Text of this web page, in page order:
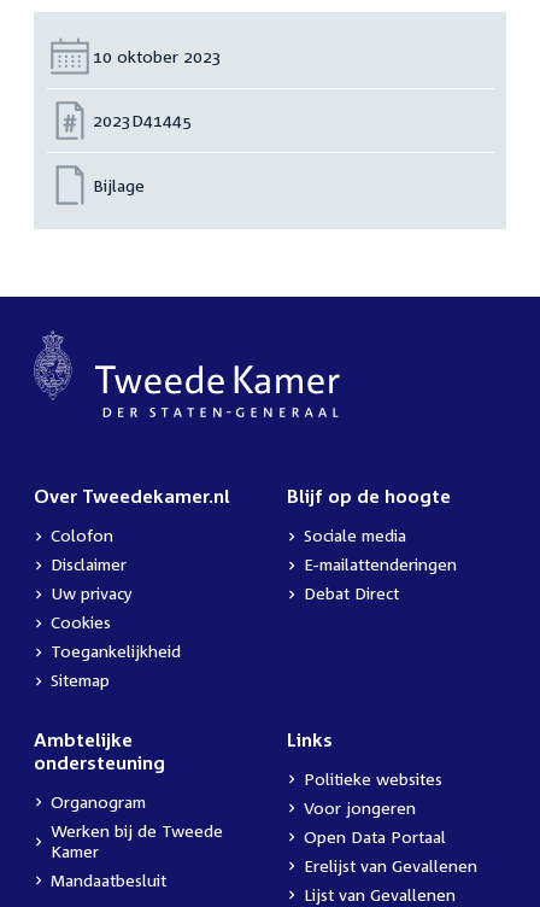
Datum:
10 oktober 2023
Nummer:
2023D41445
Bijlage
Over Tweedekamer.nl
Colofon
Disclaimer
Uw privacy
Cookies
Toegankelijkheid
Sitemap
Blijf op de hoogte
Sociale media
E-mailattenderingen
Debat Direct
Ambtelijke
ondersteuning
Organogram
Werken bij de Tweede
Kamer
Mandaatbesluit
Links
Politieke websites
Voor jongeren
Open Data Portaal
Erelijst van Gevallenen
Lijst van Gevallenen